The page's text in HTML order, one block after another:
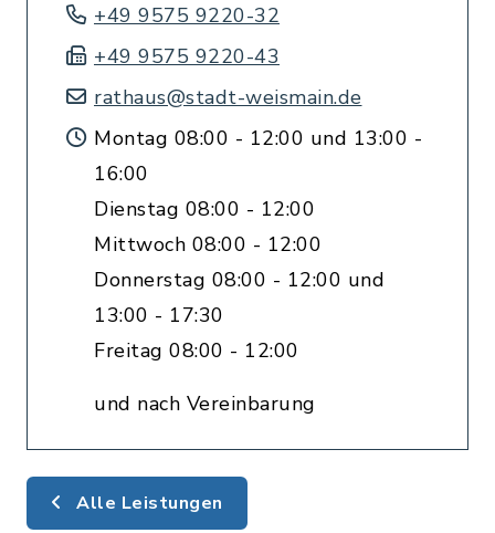
+49 9575 9220-32
+49 9575 9220-43
rathaus@stadt-weismain.de
Montag 08:00 - 12:00 und 13:00 -
16:00
Dienstag 08:00 - 12:00
Mittwoch 08:00 - 12:00
Donnerstag 08:00 - 12:00 und
13:00 - 17:30
Freitag 08:00 - 12:00
und nach Vereinbarung
Alle Leistungen